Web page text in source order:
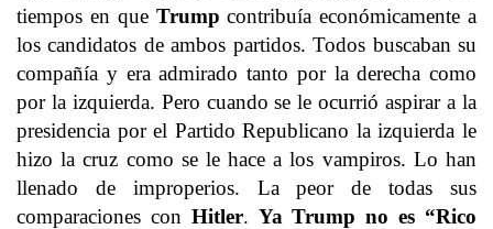
tiempos en que Trumpcontribuía económicamente a
los candidatos de ambos partidos. Todos buscaban su
compañía y era admirado tanto por la derecha como
por la izquierda. Pero cuando se le ocurrió aspirar a la
presidencia por el Partido Republicano la izquierda le
hizo la cruz como se le hace a los vampiros. Lo han
llenado de improperios. La peor de todas sus
comparaciones con Hitler. Ya Trump no es “Rico